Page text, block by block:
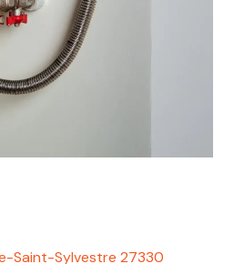
Saint-Sylvestre 27330